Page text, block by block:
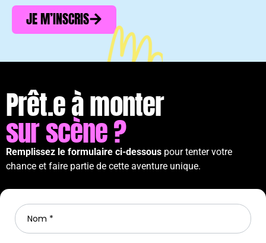
JE M’INSCRIS
Prêt.e à monter
sur scène ?
Remplissez le formulaire ci-dessous pour tenter votre
chance et faire partie de cette aventure unique.